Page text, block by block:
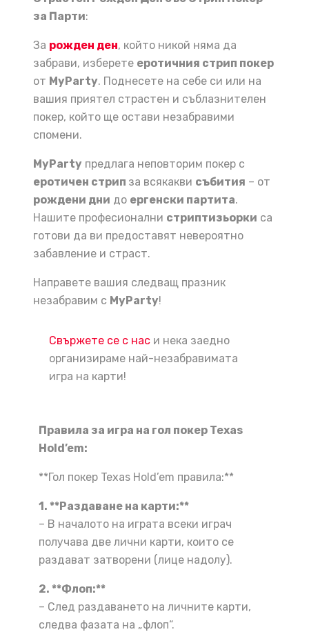
за Парти:
За рожден ден, който никой няма да
забрави, изберете еротичния стрип покер
от MyParty. Поднесете на себе си или на
вашия приятел страстен и съблазнителен
покер, който ще остави незабравими
спомени.
MyParty предлага неповторим покер с
еротичен стрип за всякакви събития – от
рождени дни до ергенски партита.
Нашите професионални стриптизьорки са
готови да ви предоставят невероятно
забавление и страст.
Направете вашия следващ празник
незабравим с MyParty!
Свържете се с нас и нека заедно
организираме най-незабравимата
игра на карти!
Правила за игра на гол покер Texas
Hold’em:
**Гол покер Texas Hold’em правила:**
1. **Раздаване на карти:**
– В началото на играта всеки играч
получава две лични карти, които се
раздават затворени (лице надолу).
2. **Флоп:**
– След раздаването на личните карти,
следва фазата на „флоп“.